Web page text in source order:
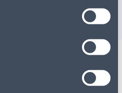
.19 €
sisselogitud